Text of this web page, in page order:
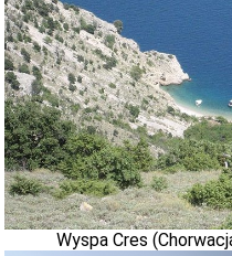
Wyspa Cres